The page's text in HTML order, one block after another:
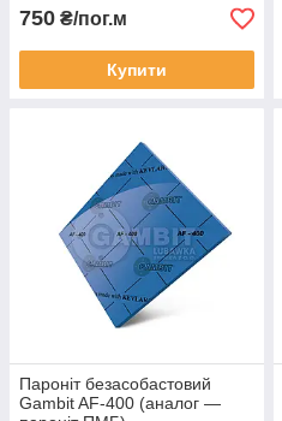
750 ₴/пог.м
Купити
Пароніт безасобастовий
Gambit AF-400 (аналог —